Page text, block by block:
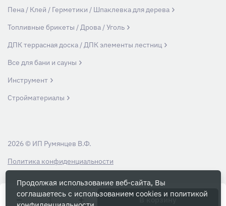
В корзину
Пена / Клей / Герметики / Шпаклевка для дерева
Топливные брикеты / Дрова / Уголь
ДПК террасная доска / ДПК элементы лестниц
Все для бани и сауны
Инструмент
Стройматериалы
Вся информация на данном сайте носит ознакомительный характер и ни
при каких условиях не является публичной офертой, определяемой
Политика конфиденциальности
2026 © ИП Румянцев В.Ф.
Продолжая использование веб-сайта, Вы
соглашаетесь с использованием cookies и политикой